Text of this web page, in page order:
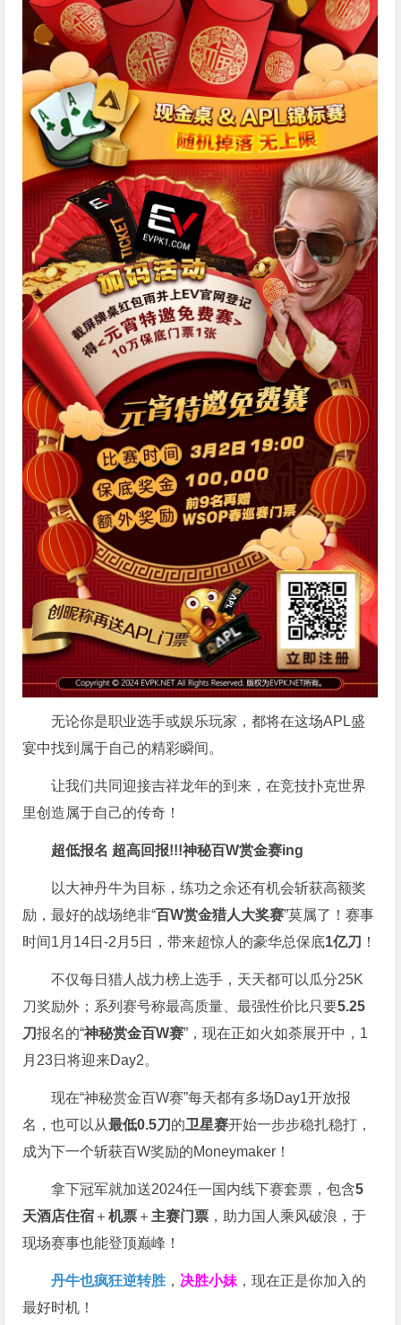
无论你是职业选手或娱乐玩家，都将在这场APL盛
宴中找到属于自己的精彩瞬间。
让我们共同迎接吉祥龙年的到来，在竞技扑克世界
里创造属于自己的传奇！
超低报名 超高回报!!!神秘百W赏金赛ing
以大神丹牛为目标，练功之余还有机会斩获高额奖
励，最好的战场绝非“百W赏金猎人大奖赛”莫属了！赛事
时间1月14日-2月5日，带来超惊人的豪华总保底1亿刀 ！
不仅每日猎人战力榜上选手，天天都可以瓜分25K
刀奖励外；系列赛号称最高质量、最强性价比只要5.25
刀报名的“神秘赏金百W赛”，现在正如火如荼展开中，1
月23日将迎来Day2。
现在“神秘赏金百W赛”每天都有多场Day1开放报
名，也可以从最低0.5刀 的卫星赛开始一步步稳扎稳打，
成为下一个斩获百W奖励的Moneymaker！
拿下冠军就加送2024任一国内线下赛套票，包含5
天酒店住宿 ＋机票 ＋ 主赛门票 ，助力国人乘风破浪，于
现场赛事也能登顶巅峰！
丹牛也疯狂逆转胜 ， 决胜小妹 ，现在正是你加入的
最好时机！